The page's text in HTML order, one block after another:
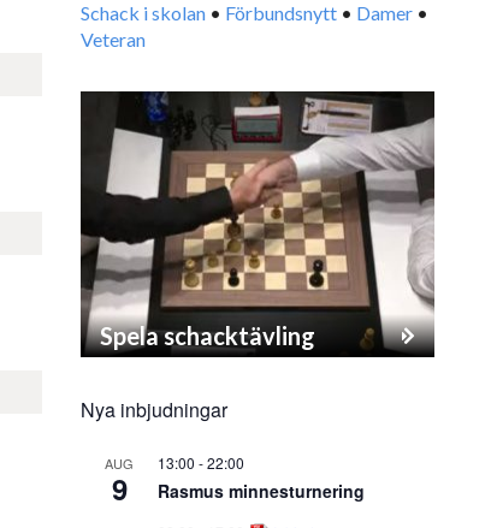
Schack i skolan • Förbundsnytt • Damer •
Veteran
Spela schacktävling
Nya inbjudningar
AUG
9
13:00 -22:00
Rasmus minnesturnering